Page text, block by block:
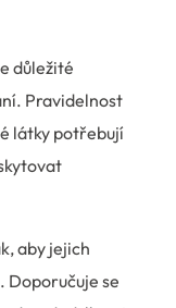
důležité
Pravidelnost
látky potřebují
aby jejich
Doporučuje se